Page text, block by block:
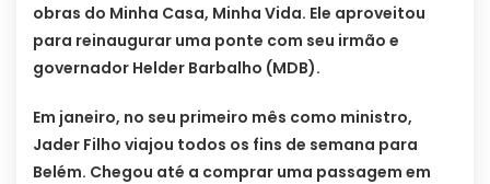
obras do Minha Casa, Minha Vida. Ele aproveitou
para reinaugurar uma ponte com seu irmão e
governador Helder Barbalho (MDB).
Em janeiro, no seu primeiro mês como ministro,
Jader Filho viajou todos os fins de semana para
Belém. Chegou até a comprar uma passagem em